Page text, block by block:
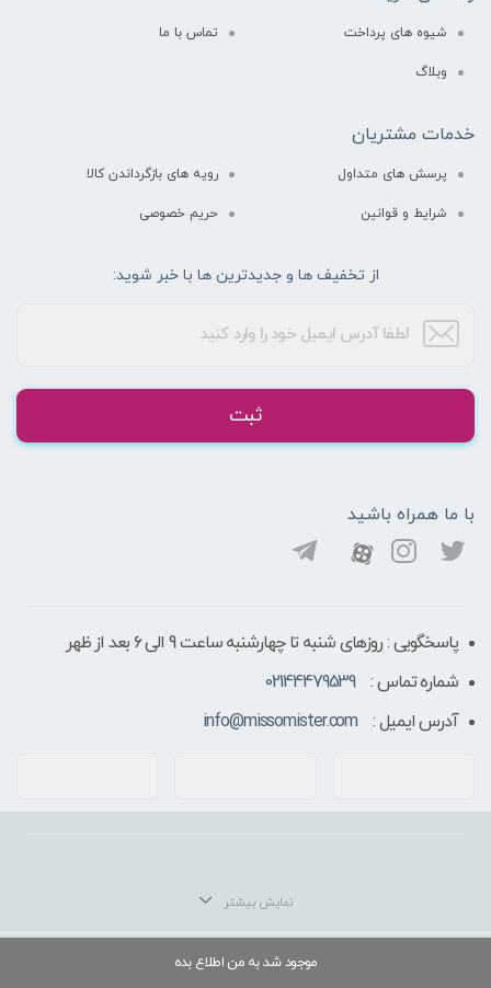
موجود شد به من اطلاع بده
شیوه های پرداخت تماس با ما
وبلاگ
خدمات مشتریان
پرسش های متداول رویه های بازگرداندن کالا
شرایط و قوانین حریم خصوصی
از تخفیف ها و جدیدترین ها با خبر شوید:
ثبت
با ما همراه باشید
پاسخگویی : روزهای شنبه تا چهارشنبه ساعت 9 الی ۶ بعد از ظهر
شماره تماس :
02144479539
آدرس ایمیل :
info@missomister.com
تمامی حقوق سایت برای فروشگاه اینترنتی میس و مستر محفوظ می باشد. 2020